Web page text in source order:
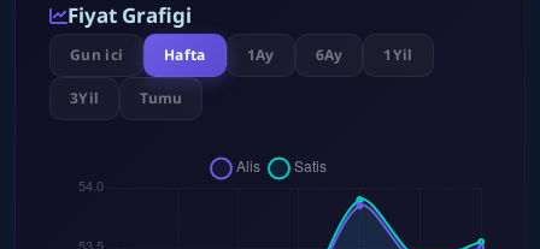
Fiyat Grafigi
Gun ici Hafta 1Ay 6Ay 1Yil
3Yil Tumu